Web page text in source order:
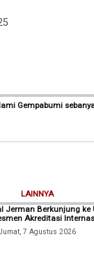
Gempabumi
LAINNYA
Jerman Berkunjung
Akreditasi
7 Agustus 2026